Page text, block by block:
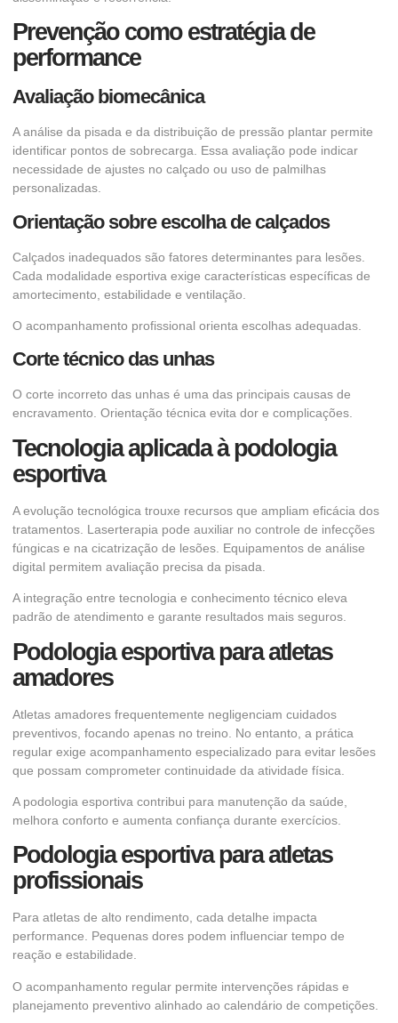
Prevenção como estratégia de
performance
Avaliação biomecânica
A análise da pisada e da distribuição de pressão plantar permite
identificar pontos de sobrecarga. Essa avaliação pode indicar
necessidade de ajustes no calçado ou uso de palmilhas
personalizadas.
Orientação sobre escolha de calçados
Calçados inadequados são fatores determinantes para lesões.
Cada modalidade esportiva exige características específicas de
amortecimento, estabilidade e ventilação.
O acompanhamento profissional orienta escolhas adequadas.
Corte técnico das unhas
O corte incorreto das unhas é uma das principais causas de
encravamento. Orientação técnica evita dor e complicações.
Tecnologia aplicada à podologia
esportiva
A evolução tecnológica trouxe recursos que ampliam eficácia dos
tratamentos. Laserterapia pode auxiliar no controle de infecções
fúngicas e na cicatrização de lesões. Equipamentos de análise
digital permitem avaliação precisa da pisada.
A integração entre tecnologia e conhecimento técnico eleva
padrão de atendimento e garante resultados mais seguros.
Podologia esportiva para atletas
amadores
Atletas amadores frequentemente negligenciam cuidados
preventivos, focando apenas no treino. No entanto, a prática
regular exige acompanhamento especializado para evitar lesões
que possam comprometer continuidade da atividade física.
A podologia esportiva contribui para manutenção da saúde,
melhora conforto e aumenta confiança durante exercícios.
Podologia esportiva para atletas
profissionais
Para atletas de alto rendimento, cada detalhe impacta
performance. Pequenas dores podem influenciar tempo de
reação e estabilidade.
O acompanhamento regular permite intervenções rápidas e
planejamento preventivo alinhado ao calendário de competições.